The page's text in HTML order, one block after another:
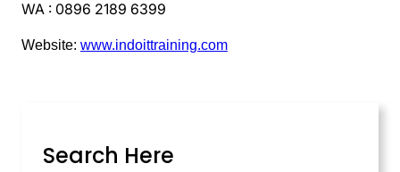
WA : 0896 2189 6399
Website: www.indoittraining.com
Search Here